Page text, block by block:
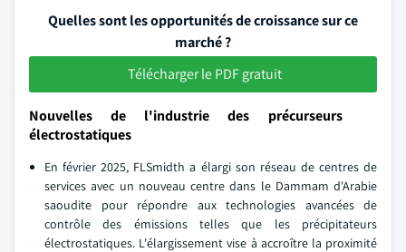
Quelles sont les opportunités de croissance sur ce
marché ?
Télécharger le PDF gratuit
Nouvelles de l'industrie des précurseurs
électrostatiques
En février 2025, FLSmidth a élargi son réseau de centres de
services avec un nouveau centre dans le Dammam d'Arabie
saoudite pour répondre aux technologies avancées de
contrôle des émissions telles que les précipitateurs
électrostatiques. L'élargissement vise à accroître la proximité